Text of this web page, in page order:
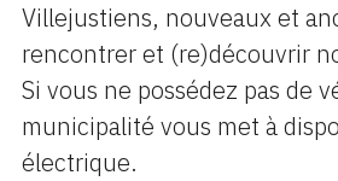
Villejustiens, nouveaux et
rencontrer et (re)découvrir
Si vous ne possédez pas de
municipalité vous met à
électrique.